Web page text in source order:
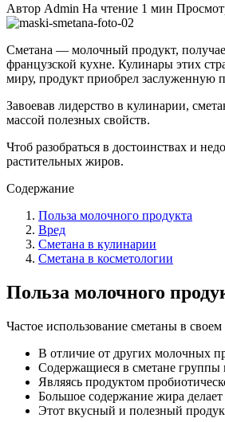
Автор Admin На чтение 1 мин
Сметана — молочный продукт,
французской кухне. Кулинары этих
миру, продукт приобрел заслуженную
Завоевав лидерство в кулинарии,
массой полезных свойств.
Чтоб разобраться в достоинствах и
растительных жиров.
Содержание
Польза молочного продукта
Вред
Сметана в кулинарии
Сметана в косметологии
Польза молочного
Частое использование сметаны в
В отличие от других молочных
Содержащиеся в сметане
Являясь продуктом
Большое содержание жира
Этот вкусный и полезный